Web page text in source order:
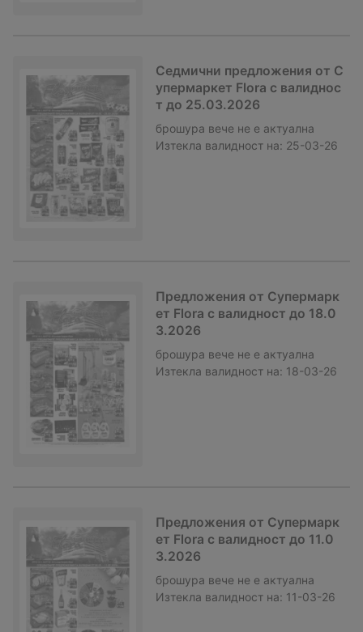
Седмични предложения от С
упермаркет Flora с валиднос
т до 25.03.2026
брошура вече не е актуална
Изтекла валидност на: 25-03-26
Предложения от Супермарк
ет Flora с валидност до 18.0
3.2026
брошура вече не е актуална
Изтекла валидност на: 18-03-26
Предложения от Супермарк
ет Flora с валидност до 11.0
3.2026
брошура вече не е актуална
Изтекла валидност на: 11-03-26